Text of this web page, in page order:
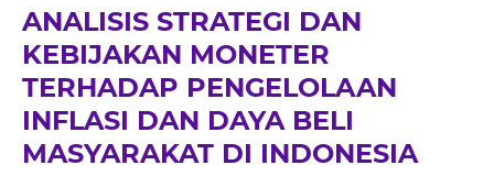
ANALISIS STRATEGI DAN
KEBIJAKAN MONETER
TERHADAP PENGELOLAAN
INFLASI DAN DAYA BELI
MASYARAKAT DI INDONESIA